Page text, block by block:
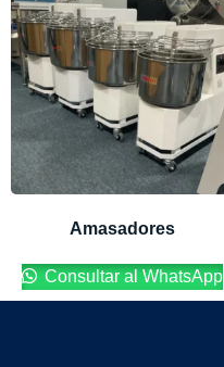
Amasadores
Consultar al WhatsApp